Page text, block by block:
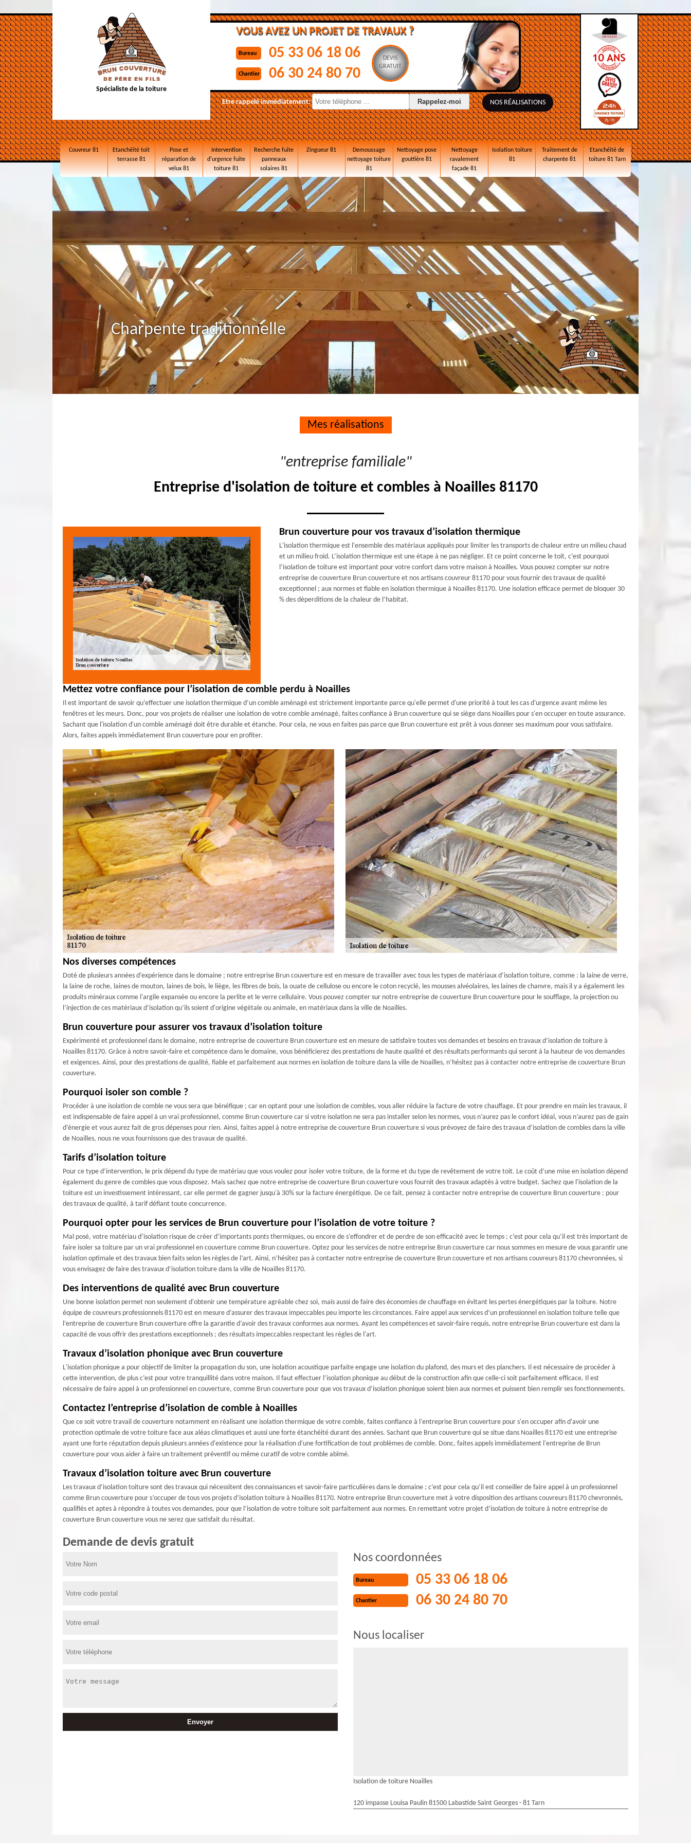
Spécialiste de la toiture
VOUS AVEZ UN PROJET DE TRAVAUX ?
Bureau 05 33 06 18 06
Chantier 06 30 24 80 70
DEVIS
GRATUIT
Etre rappelé immédiatement: NOS RÉALISATIONS
Couvreur 81
Etanchéité toit
terrasse 81
Pose et
réparation de
velux 81
Intervention
d'urgence fuite
toiture 81
Recherche fuite
panneaux
solaires 81
Zingueur 81
Demoussage
nettoyage toiture
81
Nettoyage pose
gouttière 81
Nettoyage
ravalement
façade 81
Isolation toiture
81
Traitement de
charpente 81
Etanchéité de
toiture 81 Tarn
Charpente traditionnelle
Mes réalisations
"entreprise familiale"
Entreprise d'isolation de toiture et combles à Noailles 81170
Brun couverture pour vos travaux d’isolation thermique
L'isolation thermique est l'ensemble des matériaux appliqués pour limiter les transports de chaleur entre un milieu chaud
et un milieu froid. L’isolation thermique est une étape à ne pas négliger. Et ce point concerne le toit, c’est pourquoi
l’isolation de toiture est important pour votre confort dans votre maison à Noailles. Vous pouvez compter sur notre
entreprise de couverture Brun couverture et nos artisans couvreur 81170 pour vous fournir des travaux de qualité
exceptionnel ; aux normes et fiable en isolation thermique à Noailles 81170. Une isolation efficace permet de bloquer 30
% des déperditions de la chaleur de l’habitat.
Mettez votre confiance pour l’isolation de comble perdu à Noailles
Il est important de savoir qu’effectuer une isolation thermique d’un comble aménagé est strictement importante parce qu'elle permet d'une priorité à tout les cas d'urgence avant même les
fenêtres et les meurs. Donc, pour vos projets de réaliser une isolation de votre comble aménagé, faites confiance à Brun couverture qui se siège dans Noailles pour s'en occuper en toute assurance.
Sachant que l'isolation d'un comble aménagé doit être durable et étanche. Pour cela, ne vous en faites pas parce que Brun couverture est prêt à vous donner ses maximum pour vous satisfaire.
Alors, faites appels immédiatement Brun couverture pour en profiter.
Nos diverses compétences
Doté de plusieurs années d’expérience dans le domaine ; notre entreprise Brun couverture est en mesure de travailler avec tous les types de matériaux d’isolation toiture, comme : la laine de verre,
la laine de roche, laines de mouton, laines de bois, le liège, les fibres de bois, la ouate de cellulose ou encore le coton recyclé, les mousses alvéolaires, les laines de chanvre, mais il y a également les
produits minéraux comme l'argile expansée ou encore la perlite et le verre cellulaire. Vous pouvez compter sur notre entreprise de couverture Brun couverture pour le soufflage, la projection ou
l’injection de ces matériaux d’isolation qu’ils soient d'origine végétale ou animale, en matériaux dans la ville de Noailles.
Brun couverture pour assurer vos travaux d’isolation toiture
Expérimenté et professionnel dans le domaine, notre entreprise de couverture Brun couverture est en mesure de satisfaire toutes vos demandes et besoins en travaux d’isolation de toiture à
Noailles 81170. Grâce à notre savoir-faire et compétence dans le domaine, vous bénéficierez des prestations de haute qualité et des résultats performants qui seront à la hauteur de vos demandes
et exigences. Ainsi, pour des prestations de qualité, fiable et parfaitement aux normes en isolation de toiture dans la ville de Noailles, n’hésitez pas à contacter notre entreprise de couverture Brun
couverture.
Pourquoi isoler son comble ?
Procéder à une isolation de comble ne vous sera que bénéfique ; car en optant pour une isolation de combles, vous aller réduire la facture de votre chauffage. Et pour prendre en main les travaux, il
est indispensable de faire appel à un vrai professionnel, comme Brun couverture car si votre isolation ne sera pas installer selon les normes, vous n’aurez pas le confort idéal, vous n’aurez pas de gain
d’énergie et vous aurez fait de gros dépenses pour rien. Ainsi, faites appel à notre entreprise de couverture Brun couverture si vous prévoyez de faire des travaux d’isolation de combles dans la ville
de Noailles, nous ne vous fournissons que des travaux de qualité.
Tarifs d’isolation toiture
Pour ce type d’intervention, le prix dépend du type de matériau que vous voulez pour isoler votre toiture, de la forme et du type de revêtement de votre toit. Le coût d’une mise en isolation dépend
également du genre de combles que vous disposez. Mais sachez que notre entreprise de couverture Brun couverture vous fournit des travaux adaptés à votre budget. Sachez que l'isolation de la
toiture est un investissement intéressant, car elle permet de gagner jusqu'à 30% sur la facture énergétique. De ce fait, pensez à contacter notre entreprise de couverture Brun couverture ; pour
des travaux de qualité, à tarif défiant toute concurrence.
Pourquoi opter pour les services de Brun couverture pour l’isolation de votre toiture ?
Mal posé, votre matériau d’isolation risque de créer d’importants ponts thermiques, ou encore de s’effondrer et de perdre de son efficacité avec le temps ; c’est pour cela qu’il est très important de
faire isoler sa toiture par un vrai professionnel en couverture comme Brun couverture. Optez pour les services de notre entreprise Brun couverture car nous sommes en mesure de vous garantir une
isolation optimale et des travaux bien faits selon les règles de l’art. Ainsi, n’hésitez pas à contacter notre entreprise de couverture Brun couverture et nos artisans couvreurs 81170 chevronnées, si
vous envisagez de faire des travaux d’isolation toiture dans la ville de Noailles 81170.
Des interventions de qualité avec Brun couverture
Une bonne isolation permet non seulement d'obtenir une température agréable chez soi, mais aussi de faire des économies de chauffage en évitant les pertes énergétiques par la toiture. Notre
équipe de couvreurs professionnels 81170 est en mesure d’assurer des travaux impeccables peu importe les circonstances. Faire appel aux services d’un professionnel en isolation toiture telle que
l’entreprise de couverture Brun couverture offre la garantie d’avoir des travaux conformes aux normes. Ayant les compétences et savoir-faire requis, notre entreprise Brun couverture est dans la
capacité de vous offrir des prestations exceptionnels ; des résultats impeccables respectant les règles de l'art.
Travaux d’isolation phonique avec Brun couverture
L'isolation phonique a pour objectif de limiter la propagation du son, une isolation acoustique parfaite engage une isolation du plafond, des murs et des planchers. Il est nécessaire de procéder à
cette intervention, de plus c’est pour votre tranquillité dans votre maison. Il faut effectuer l’isolation phonique au début de la construction afin que celle-ci soit parfaitement efficace. Il est
nécessaire de faire appel à un professionnel en couverture, comme Brun couverture pour que vos travaux d’isolation phonique soient bien aux normes et puissent bien remplir ses fonctionnements.
Contactez l’entreprise d’isolation de comble à Noailles
Que ce soit votre travail de couverture notamment en réalisant une isolation thermique de votre comble, faites confiance à l'entreprise Brun couverture pour s'en occuper afin d'avoir une
protection optimale de votre toiture face aux aléas climatiques et aussi une forte étanchéité durant des années. Sachant que Brun couverture qui se situe dans Noailles 81170 est une entreprise
ayant une forte réputation depuis plusieurs années d'existence pour la réalisation d'une fortification de tout problèmes de comble. Donc, faites appels immédiatement l'entreprise de Brun
couverture pour vous aider à faire un traitement préventif ou même curatif de votre comble abîmé.
Travaux d’isolation toiture avec Brun couverture
Les travaux d’isolation toiture sont des travaux qui nécessitent des connaissances et savoir-faire particulières dans le domaine ; c’est pour cela qu’il est conseiller de faire appel à un professionnel
comme Brun couverture pour s’occuper de tous vos projets d’isolation toiture à Noailles 81170. Notre entreprise Brun couverture met à votre disposition des artisans couvreurs 81170 chevronnés,
qualifiés et aptes à répondre à toutes vos demandes, pour que l’isolation de votre toiture soit parfaitement aux normes. En remettant votre projet d’isolation de toiture à notre entreprise de
couverture Brun couverture vous ne serez que satisfait du résultat.
Demande de devis gratuit
Nos coordonnées
Bureau 05 33 06 18 06
Chantier 06 30 24 80 70
Nous localiser
Isolation de toiture Noailles
120 impasse Louisa Paulin 81500 Labastide Saint Georges - 81 Tarn